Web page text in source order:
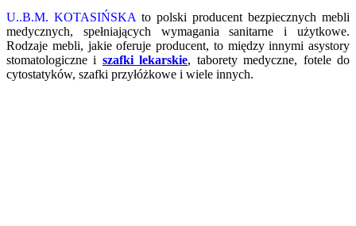
U..B.M. KOTASIŃSKA to polski producent bezpiecznych mebli
medycznych, spełniających wymagania sanitarne i użytkowe.
Rodzaje mebli, jakie oferuje producent, to między innymi asystory
stomatologiczne i szafki lekarskie, taborety medyczne, fotele do
cytostatyków, szafki przyłóżkowe i wiele innych.